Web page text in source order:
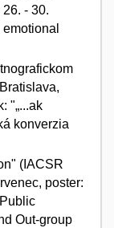
- 30.
"„...ak
konverzia
(IACSR
poster:
Out-group